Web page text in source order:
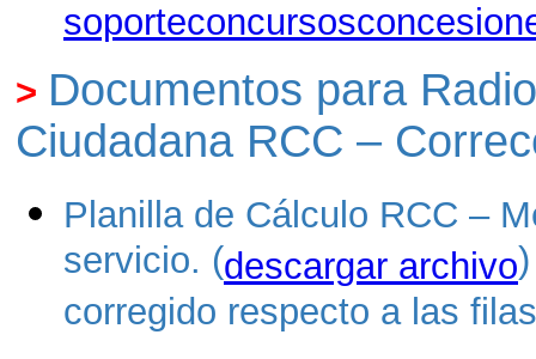
> Documentos para
Ciudadana RCC –
Planilla de Cálculo RCC –
servicio. (descargar archivo
corregido respecto a las